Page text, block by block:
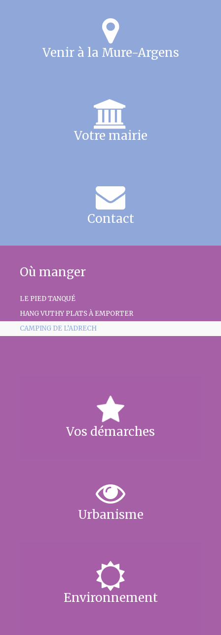
Venir à la Mure-Argens
Votre mairie
Contact
Où manger
LE PIED TANQUÉ
HANG VUTHY PLATS À EMPORTER
CAMPING DE L’ADRECH
Vos démarches
Urbanisme
Environnement